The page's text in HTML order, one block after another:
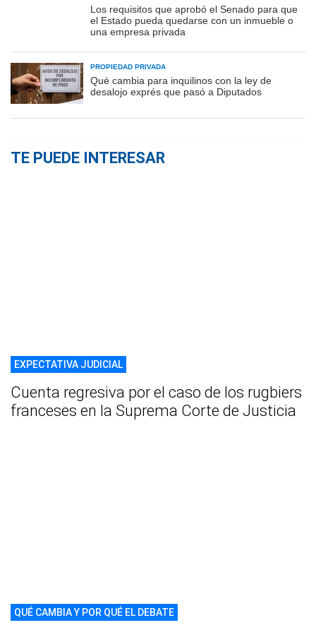
Los requisitos que aprobó el Senado para que
el Estado pueda quedarse con un inmueble o
una empresa privada
PROPIEDAD PRIVADA
Qué cambia para inquilinos con la ley de
desalojo exprés que pasó a Diputados
TE PUEDE INTERESAR
EXPECTATIVA JUDICIAL
Cuenta regresiva por el caso de los rugbiers
franceses en la Suprema Corte de Justicia
QUÉ CAMBIA Y POR QUÉ EL DEBATE